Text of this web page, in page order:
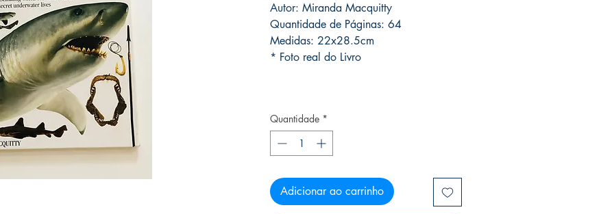
Autor: Miranda Macquitty
Quantidade de Páginas: 64
Medidas: 22x28.5cm
* Foto real do Livro
Quantidade *
Adicionar ao carrinho